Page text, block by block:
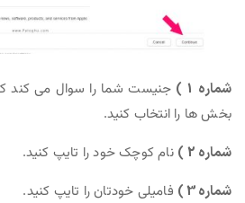
شماره 1 )
جنیست شما را سوال می کند
بخش ها را انتخاب کنید.
شماره 2 )
نام کوچک خود را تایپ کنید.
شماره 3 )
فامیلی خودتان را تایپ کنید.